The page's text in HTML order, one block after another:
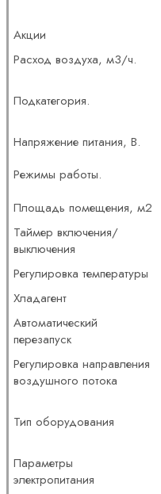
Акции
Расход воздуха, м3/ч.
Подкатегория.
Напряжение питания, В.
Режимы работы.
Площадь помещения, м2
Таймер включения/
выключения
Регулировка температуры
Хладагент
Автоматический
перезапуск
Регулировка направления
воздушного потока
Тип оборудования
Параметры
электропитания